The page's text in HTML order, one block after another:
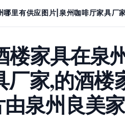
哪里有供应图片|泉州咖啡厅家具
楼家具在泉
家,的酒楼
泉州良美